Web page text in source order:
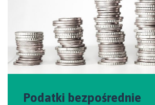
Podatki bezpośrednie